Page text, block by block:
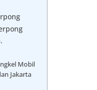
Mobil
Jakarta